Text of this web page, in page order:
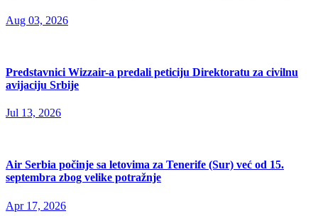
Aug 03, 2026
Predstavnici Wizzair-a predali peticiju Direktoratu za civilnu
avijaciju Srbije
Jul 13, 2026
Air Serbia počinje sa letovima za Tenerife (Sur) već od 15.
septembra zbog velike potražnje
Apr 17, 2026